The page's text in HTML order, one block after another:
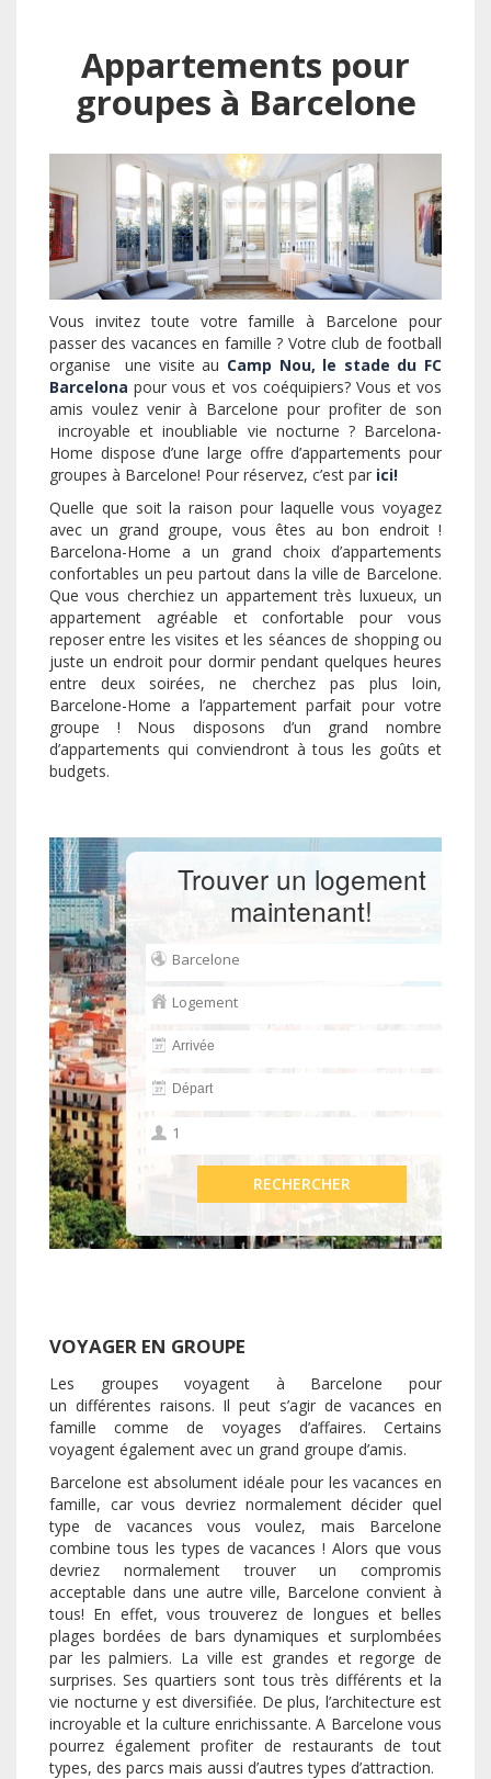
Appartements pour
groupes à Barcelone
Vous invitez toute votre famille à Barcelone pour
passer des vacances en famille ? Votre club de football
organise une visite au Camp Nou, le stade du FC
Barcelona pour vous et vos coéquipiers? Vous et vos
amis voulez venir à Barcelone pour profiter de son
incroyable et inoubliable vie nocturne ? Barcelona-
Home dispose d’une large offre d’appartements pour
groupes à Barcelone! Pour réservez, c’est par ici!
Quelle que soit la raison pour laquelle vous voyagez
avec un grand groupe, vous êtes au bon endroit !
Barcelona-Home a un grand choix d’appartements
confortables un peu partout dans la ville de Barcelone.
Que vous cherchiez un appartement très luxueux, un
appartement agréable et confortable pour vous
reposer entre les visites et les séances de shopping ou
juste un endroit pour dormir pendant quelques heures
entre deux soirées, ne cherchez pas plus loin,
Barcelone-Home a l’appartement parfait pour votre
groupe ! Nous disposons d’un grand nombre
d’appartements qui conviendront à tous les goûts et
budgets.
Trouver un logement
maintenant!
VOYAGER EN GROUPE
Les groupes voyagent à Barcelone pour
un différentes raisons. Il peut s’agir de vacances en
famille comme de voyages d’affaires. Certains
voyagent également avec un grand groupe d’amis.
Barcelone est absolument idéale pour les vacances en
famille, car vous devriez normalement décider quel
type de vacances vous voulez, mais Barcelone
combine tous les types de vacances ! Alors que vous
devriez normalement trouver un compromis
acceptable dans une autre ville, Barcelone convient à
tous! En effet, vous trouverez de longues et belles
plages bordées de bars dynamiques et surplombées
par les palmiers. La ville est grandes et regorge de
surprises. Ses quartiers sont tous très différents et la
vie nocturne y est diversifiée. De plus, l’architecture est
incroyable et la culture enrichissante. A Barcelone vous
pourrez également profiter de restaurants de tout
types, des parcs mais aussi d’autres types d’attraction.